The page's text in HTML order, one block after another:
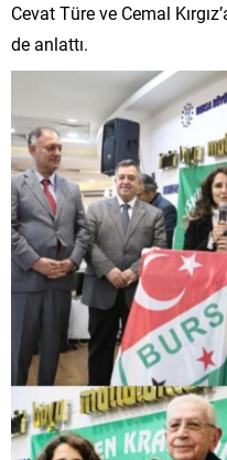
Cevat Türe ve Cemal
de anlattı.